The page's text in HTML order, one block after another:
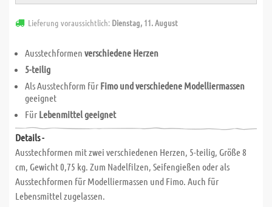
Lieferung voraussichtlich: Dienstag, 11. August
Ausstechformen verschiedene Herzen
5-teilig
Als Ausstechform für Fimo und verschiedene Modelliermassen
geeignet
Für Lebenmittel geeignet
Details -
Ausstechformen mit zwei verschiedenen Herzen, 5-teilig, Größe 8
cm, Gewicht 0,75 kg. Zum Nadelfilzen, Seifengießen oder als
Ausstechformen für Modelliermassen und Fimo. Auch für
Lebensmittel zugelassen.